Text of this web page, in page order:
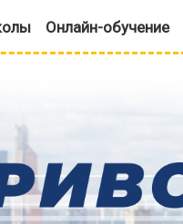
Онлайн-обучение